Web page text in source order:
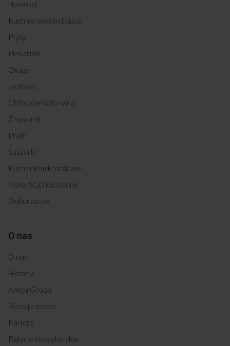
G5E3.32ZpTeKDSpNR (kod: 19220)
G5E3.32ZpTeKDSpNR (kod: 19224)
C6E3.401ZpTeKDR (kod: 19234)
C6E3.401ZPTTKDPR (kod: 19236)
C6E3.401ZpTtKDpR (kod: 19240)
EGH3.32ZpTeRL (kod: 19242)
EGH3.32ZPTERL (kod: 19246)
KCGB2.840ZPZTTEKDR (kod: 19278)
KCGB2.840ZPZTTEKDS (kod: 19280)
G5E3.43ZPTEKDPN (kod: 19284)
G5E3.43ZpTeKDpN (kod: 19286)
SEG2.32S2ZpTePwZt (kod: 19360)
SG2.42S2ZPPW (kod: 19376)
EGH3.33ZPTERL (kod: 19380)
EGH3.33ZPTERL (kod: 19382)
EGH3.43ZPTEDWL (kod: 19386)
EGH3.43ZPTEDWL (kod: 19388)
Nowości
Kuchnie wolnostojące
Płyty
Piekarniki
Okapy
Lodówki
Chłodziarki do wina
Zmywarki
Pralki
Suszarki
Kuchenki mikrofalowe
Małe AGD kuchenne
Odkurzacze
O nas
O nas
Historia
Amica Group
Biuro prasowe
Kariera
Relacje inwestorskie